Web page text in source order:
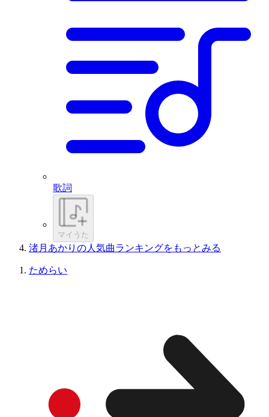
歌詞
マイうた
渚月あかりの人気曲ランキングをもっとみる
ためらい